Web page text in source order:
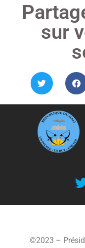
sur
©2023 –